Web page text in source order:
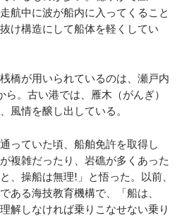
航中に波が船内に入ってくること
け構造にして船体を軽くしてい
橋が用いられているのは、瀬戸内
。古い港では、雁木（がんぎ）
風情を醸し出している。
っていた頃、船舶免許を取得し
複雑だったり、岩礁が多くあった
、操船は無理!」と悟った。以前、
ある海技教育機構で、「船は、
解しなければ乗りこなせない乗り